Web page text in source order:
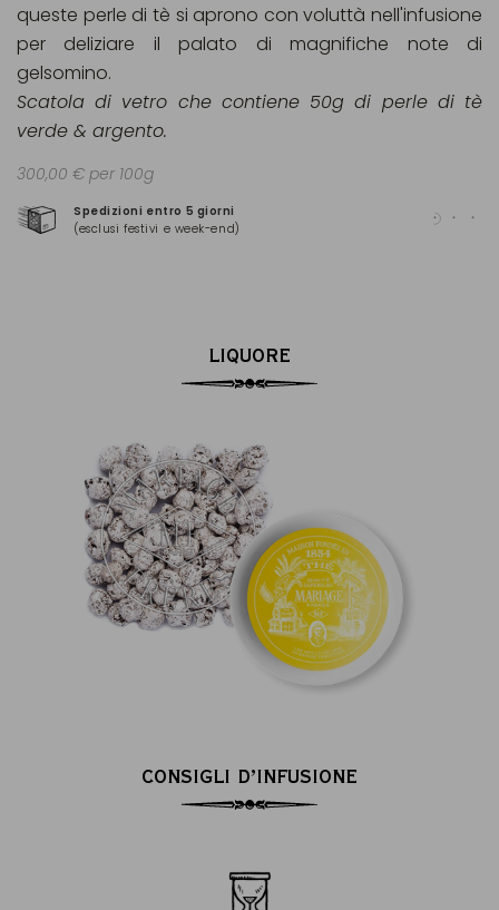
Spedizioni entro 5 giorni
(esclusi festivi e week-end)
queste perle di tè si aprono con voluttà nell'infusione
per deliziare il palato di magnifiche note di
gelsomino.
Scatola di vetro che contiene 50g di perle di tè
verde & argento.
300,00 € per 100g
LIQUORE
CONSIGLI D’INFUSIONE